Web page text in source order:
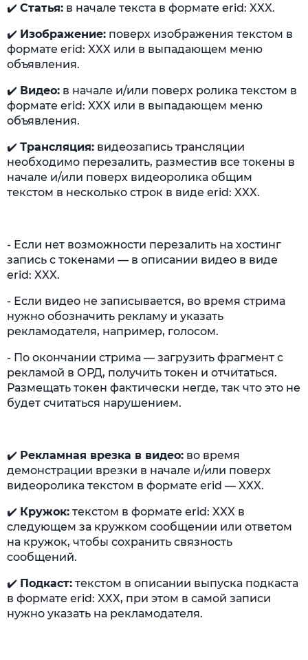
✔️ Статья: в начале текста в формате erid: XXX.
✔️ Изображение: поверх изображения текстом в
формате erid: XXX или в выпадающем меню
объявления.
✔️ Видео: в начале и/или поверх ролика текстом в
формате erid: XXX или в выпадающем меню
объявления.
✔️ Трансляция: видеозапись трансляции
необходимо перезалить, разместив все токены в
начале и/или поверх видеоролика общим
текстом в несколько строк в виде erid: XXX.
- Если нет возможности перезалить на хостинг
запись с токенами — в описании видео в виде
erid: XXX.
- Если видео не записывается, во время стрима
нужно обозначить рекламу и указать
рекламодателя, например, голосом.
- По окончании стрима — загрузить фрагмент с
рекламой в ОРД, получить токен и отчитаться.
Размещать токен фактически негде, так что это не
будет считаться нарушением.
✔️ Рекламная врезка в видео: во время
демонстрации врезки в начале и/или поверх
видеоролика текстом в формате erid — XXX.
✔️ Кружок: текстом в формате erid: XXX в
следующем за кружком сообщении или ответом
на кружок, чтобы сохранить связность
сообщений.
✔️ Подкаст: текстом в описании выпуска подкаста
в формате erid: XXX, при этом в самой записи
нужно указать на рекламодателя.